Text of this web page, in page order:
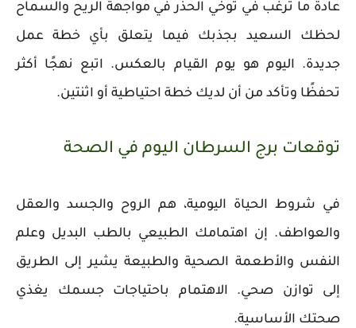
عادةً ما ترغب في توخي الحذر في مواجهة الريح والسماح
لحظك السعيد بجذبك فيما يتعلق بأي خطة عمل
جديدة. اليوم هو يوم القيام بالعكس. اتبع نهجًا أكثر
تحفظًا وتأكد من أن لديك خطة احتياطية أو اثنتين.
توقعات برج السرطان اليوم في الصحة
في شروط الحياة اليومية، هم الروح والجسد والعقل
والعواطف. إن اهتمامك الطبيعي بالطب البديل وعلم
النفس والأطعمة الصحية والطبيعة يشير إلى الطريق
إلى توازن صحي. الاهتمام باحتياجات جسمك يغذي
صحتك الأساسية.